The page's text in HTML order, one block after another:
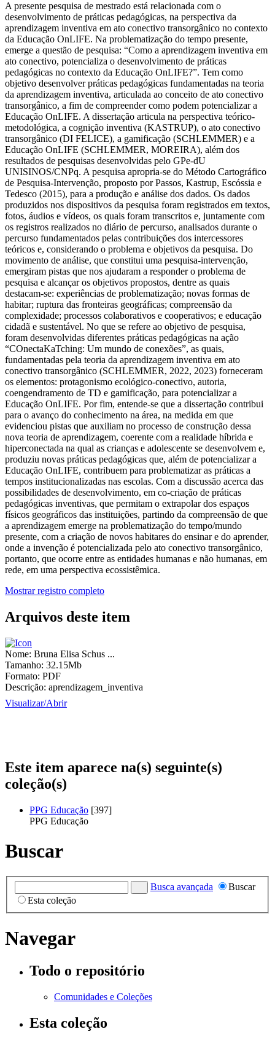
A presente pesquisa de mestrado está relacionada com o
desenvolvimento de práticas pedagógicas, na perspectiva da
aprendizagem inventiva em ato conectivo transorgânico no contexto
da Educação OnLIFE. Na problematização do tempo presente,
emerge a questão de pesquisa: “Como a aprendizagem inventiva em
ato conectivo, potencializa o desenvolvimento de práticas
pedagógicas no contexto da Educação OnLIFE?”. Tem como
objetivo desenvolver práticas pedagógicas fundamentadas na teoria
da aprendizagem inventiva, articulada ao conceito de ato conectivo
transorgânico, a fim de compreender como podem potencializar a
Educação OnLIFE. A dissertação articula na perspectiva teórico-
metodológica, a cognição inventiva (KASTRUP), o ato conectivo
transorgânico (DI FELICE), a gamificação (SCHLEMMER) e a
Educação OnLIFE (SCHLEMMER, MOREIRA), além dos
resultados de pesquisas desenvolvidas pelo GPe-dU
UNISINOS/CNPq. A pesquisa apropria-se do Método Cartográfico
de Pesquisa-Intervenção, proposto por Passos, Kastrup, Escóssia e
Tedesco (2015), para a produção e análise dos dados. Os dados
produzidos nos dispositivos da pesquisa foram registrados em textos,
fotos, áudios e vídeos, os quais foram transcritos e, juntamente com
os registros realizados no diário de percurso, analisados durante o
percurso fundamentados pelas contribuições dos intercessores
teóricos e, considerando o problema e objetivos da pesquisa. Do
movimento de análise, que constitui uma pesquisa-intervenção,
emergiram pistas que nos ajudaram a responder o problema de
pesquisa e alcançar os objetivos propostos, dentre as quais
destacam-se: experiências de problematização; novas formas de
habitar; ruptura das fronteiras geográficas; compreensão da
complexidade; processos colaborativos e cooperativos; e educação
cidadã e sustentável. No que se refere ao objetivo de pesquisa,
foram desenvolvidas diferentes práticas pedagógicas na ação
“COnectaKaTching: Um mundo de conexões”, as quais,
fundamentadas pela teoria da aprendizagem inventiva em ato
conectivo transorgânico (SCHLEMMER, 2022, 2023) forneceram
os elementos: protagonismo ecológico-conectivo, autoria,
coengendramento de TD e gamificação, para potencializar a
Educação OnLIFE. Por fim, entende-se que a dissertação contribui
para o avanço do conhecimento na área, na medida em que
evidenciou pistas que auxiliam no processo de construção dessa
nova teoria de aprendizagem, coerente com a realidade híbrida e
hiperconectada na qual as crianças e adolescente se desenvolvem e,
produziu novas práticas pedagógicas que, além de potencializar a
Educação OnLIFE, contribuem para problematizar as práticas a
tempos institucionalizadas nas escolas. Com a discussão acerca das
possibilidades de desenvolvimento, em co-criação de práticas
pedagógicas inventivas, que permitam o extrapolar dos espaços
físicos geográficos das instituições, partindo da compreensão de que
a aprendizagem emerge na problematização do tempo/mundo
presente, com a criação de novos habitares do ensinar e do aprender,
onde a invenção é potencializada pelo ato conectivo transorgânico,
portanto, que ocorre entre as entidades humanas e não humanas, em
rede, em uma perspectiva ecossistêmica.
Mostrar registro completo
Arquivos deste item
Nome: Bruna Elisa Schus ...
Tamanho: 32.15Mb
Formato: PDF
Descrição: aprendizagem_inventiva
Visualizar/Abrir
Este item aparece na(s) seguinte(s)
coleção(s)
PPG Educação [397]
PPG Educação
Buscar
Busca avançada
Buscar
Esta coleção
Navegar
Todo o repositório
Comunidades e Coleções
Esta coleção